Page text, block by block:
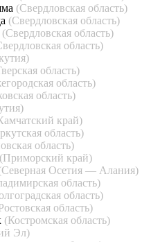
(Свердловская область)
(Свердловская область)
(Свердловская область)
область)
область)
область)
область)
край)
область)
область)
(Приморский край)
Осетия — Алания)
область)
область)
область)
(Костромская область)
Эл)